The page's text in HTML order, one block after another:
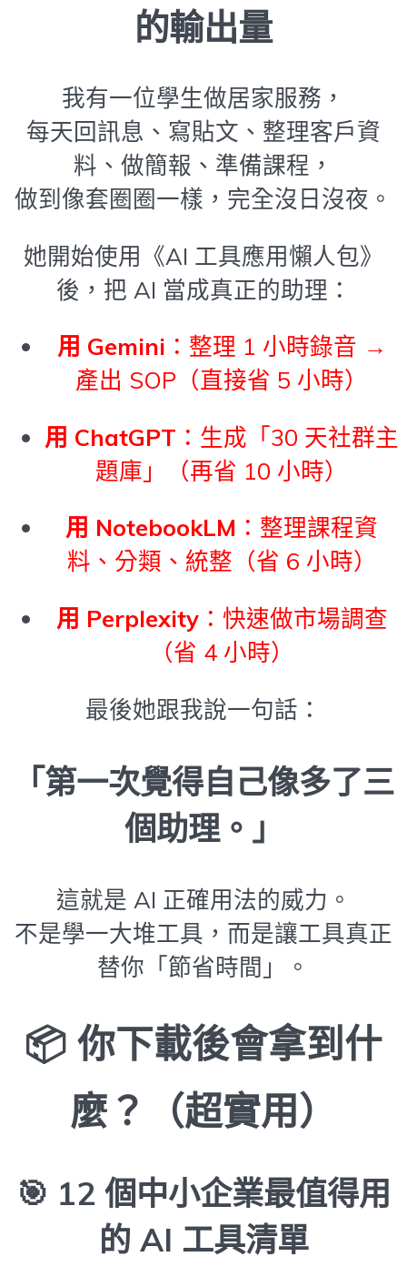
的輸出量
我有一位學生做居家服務，
每天回訊息、寫貼文、整理客戶資
料、做簡報、準備課程，
做到像套圈圈一樣，完全沒日沒夜。
她開始使用《AI 工具應用懶人包》
後，把 AI 當成真正的助理：
用 Gemini ：整理 1 小時錄音 →
產出 SOP（直接省 5 小時）
用 ChatGPT ：生成「30 天社群主
題庫」（再省 10 小時）
用 NotebookLM ：整理課程資
料、分類、統整（省 6 小時）
用 Perplexity：快速做市場調查
（省 4 小時）
最後她跟我說一句話：
「第一次覺得自己像多了三
個助理。」
這就是 AI 正確用法的威力。
不是學一大堆工具，而是讓工具真正
替你「節省時間」。
📦 你下載後會拿到什
麼？（超實用）
🎯 12 個中小企業最值得用
的 AI 工具清單